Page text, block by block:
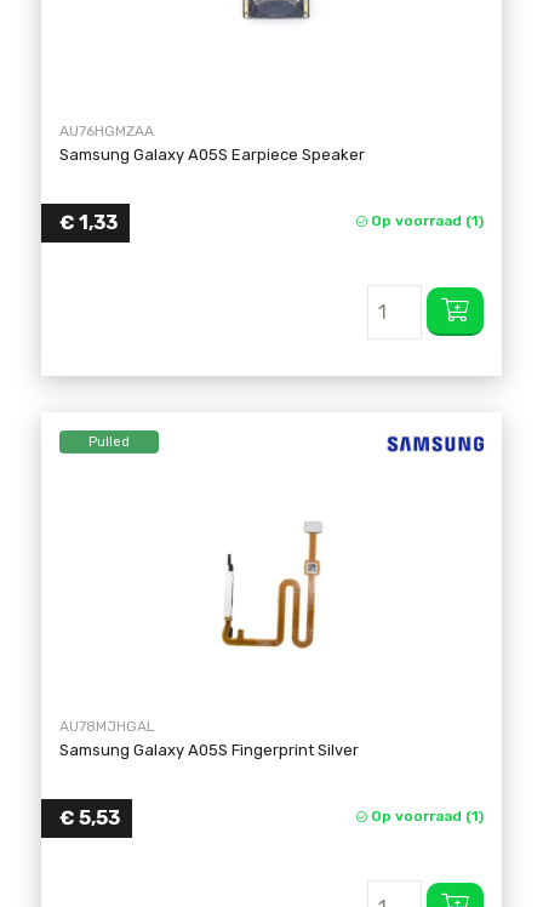
AU76HGMZAA
Samsung Galaxy A05S Earpiece Speaker
€ 1,33 Op voorraad (1)
Pulled
AU78MJHGAL
Samsung Galaxy A05S Fingerprint Silver
€ 5,53 Op voorraad (1)